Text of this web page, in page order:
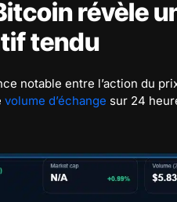
révèle
tendu
notable entre l’action du
volume d’échange sur 24